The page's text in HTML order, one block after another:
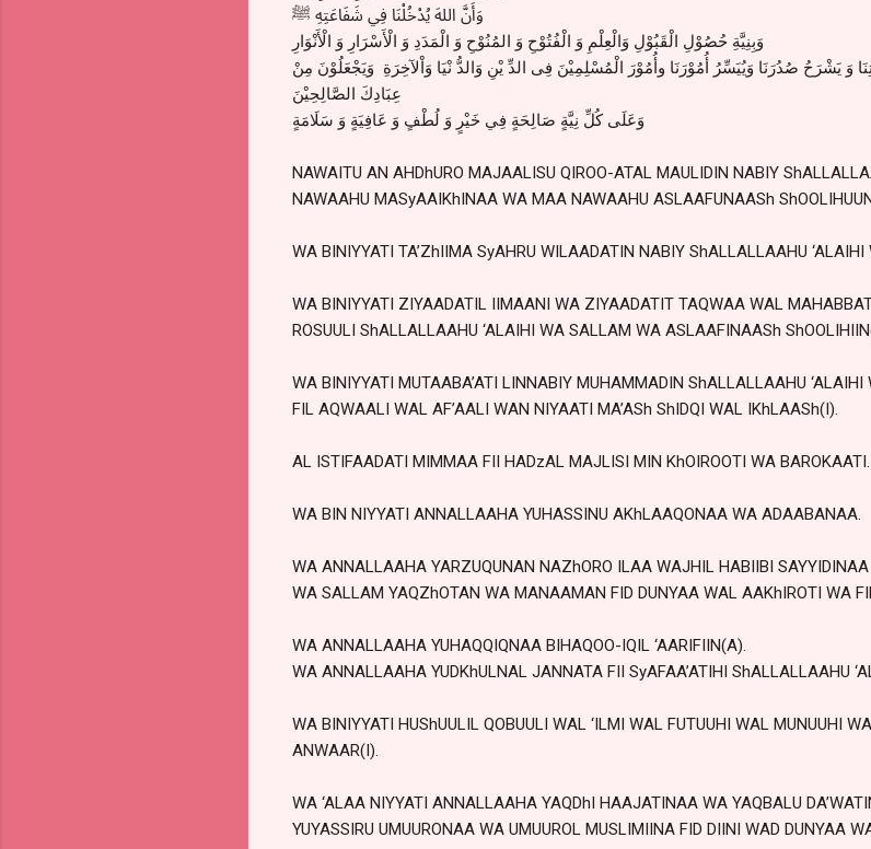
وَأَنَّ اللهَ يُدْخُلْنَا فِي شَفَاعَتِهِ ﷺ
وَبِنِيَّةِ حُصُوْلِ الْقَبُوْلِ وَالْعِلْمِ وَ الْفُتُوْحِ وَ المُنُوْحِ وَ الْمَدَدِ وَ الْأَسْرَارِ وَ الْأَنْوَارِ
وَ يَشْرَحُ صُدُرَنَا وَيُيَسِّرُ أُمُوْرَنَا وأُمُوْرَ الْمُسْلِمِيْنَ فِى الدِّ يْنِ وَالدُّ نْيَا وَاْلآخِرَةِ وَيَجْعَلُوْنَ مِنْ
عِبَادِكَ الصَّالِحِيْنَ
وَعَلَى كُلِّ نِيَّةٍ صَالِحَةٍ فِي خَيْرٍ وَ لُطْفٍ وَ عَافِيَةٍ وَ سَلَامَةٍ
NAWAITU AN AHDhURO MAJAALISU QIROO-ATAL MAULIDIN NABIY
NAWAAHU MASyAAIKhINAA WA MAA NAWAAHU ASLAAFUNAASh
WA BINIYYATI TA’ZhIIMA SyAHRU WILAADATIN NABIY ShALLALLAAHU ‘ALAIHI
WA BINIYYATI ZIYAADATIL IIMAANI WA ZIYAADATIT TAQWAA WAL
ROSUULI ShALLALLAAHU ‘ALAIHI WA SALLAM WA ASLAAFINAASh
WA BINIYYATI MUTAABA’ATI LINNABIY MUHAMMADIN ShALLALLAAHU
FIL AQWAALI WAL AF’AALI WAN NIYAATI MA’ASh ShIDQI WAL IKhLAASh(I).
AL ISTIFAADATI MIMMAA FII HADzAL MAJLISI MIN KhOIROOTI WA BAROKAATI.
WA BIN NIYYATI ANNALLAAHA YUHASSINU AKhLAAQONAA WA ADAABANAA.
WA ANNALLAAHA YARZUQUNAN NAZhORO ILAA WAJHIL HABIIBI
WA SALLAM YAQZhOTAN WA MANAAMAN FID DUNYAA WAL AAKhIROTI WA
WA ANNALLAAHA YUHAQQIQNAA BIHAQOO-IQIL ‘AARIFIIN(A).
WA ANNALLAAHA YUDKhULNAL JANNATA FII SyAFAA’ATIHI ShALLALLAAHU
WA BINIYYATI HUShUULIL QOBUULI WAL ‘ILMI WAL FUTUUHI WAL MUNUUHI
ANWAAR(I).
WA ‘ALAA NIYYATI ANNALLAAHA YAQDhI HAAJATINAA WA YAQBALU
YUYASSIRU UMUURONAA WA UMUUROL MUSLIMIINA FID DIINI WAD DUNYAA